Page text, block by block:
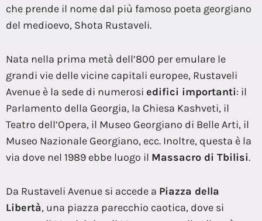
che prende il nome dal più famoso poeta georgiano
del medioevo, Shota Rustaveli.
Nata nella prima metà dell’800 per emulare le
grandi vie delle vicine capitali europee, Rustaveli
Avenue è la sede di numerosi edifici importanti: il
Parlamento della Georgia, la Chiesa Kashveti, il
Teatro dell’Opera, il Museo Georgiano di Belle Arti, il
Museo Nazionale Georgiano, ecc. Inoltre, questa è la
via dove nel 1989 ebbe luogo il Massacro di Tbilisi.
Da Rustaveli Avenue si accede a Piazza della
Libertà, una piazza parecchio caotica, dove si